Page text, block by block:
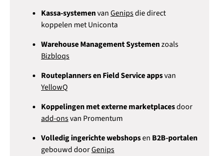
Kassa-systemenvanGenipsdie direct
koppelen met Uniconta
Warehouse Management Systemenzoals
Bizbloqs
Routeplanners en Field Service appsvan
YellowQ
Koppelingen met externe marketplacesdoor
add-onsvan Promentum
Volledig ingerichte webshopsen B2B-portalen
gebouwd doorGenips